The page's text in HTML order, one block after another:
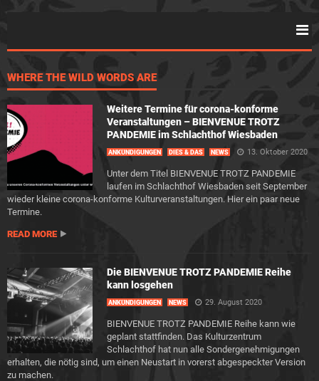
WHERE THE WILD WORDS ARE
Weitere Termine für corona-konforme
Veranstaltungen – BIENVENUE TROTZ
PANDEMIE im Schlachthof Wiesbaden
ANKÜNDIGUNGEN DIES & DAS NEWS 13. Oktober 2020
Unter dem Titel BIENVENUE TROTZ PANDEMIE
laufen im Schlachthof Wiesbaden seit September
wieder kleine corona-konforme Kulturveranstaltungen. Hier ein paar neue
Termine.
READ MORE
Die BIENVENUE TROTZ PANDEMIE Reihe
kann losgehen
ANKÜNDIGUNGEN NEWS 29. August 2020
BIENVENUE TROTZ PANDEMIE Reihe kann wie
geplant stattfinden. Das Kulturzentrum
Schlachthof hat nun alle Sondergenehmigungen
erhalten, die nötig sind, um einen Neustart in vorerst abgespeckter Version
zu machen.